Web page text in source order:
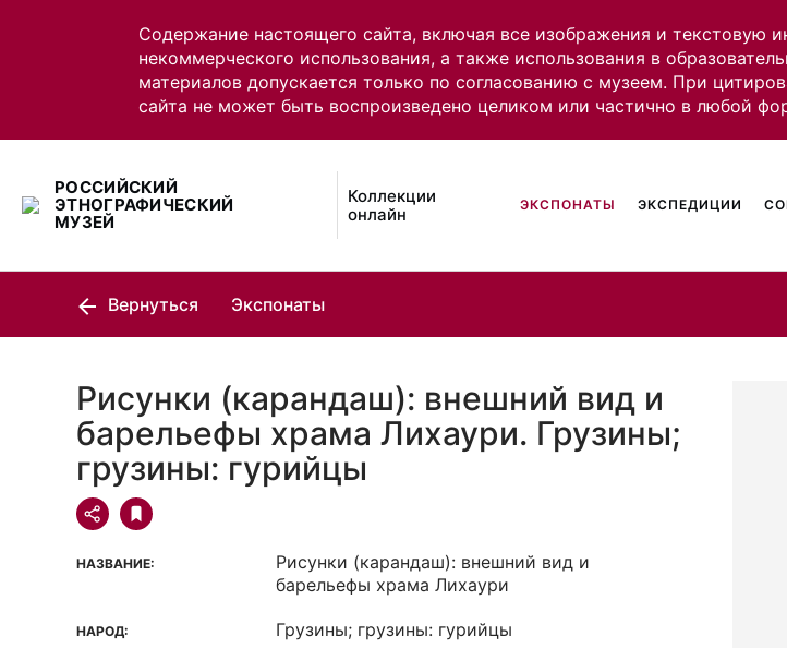
Содержание настоящего сайта, включая все изображения и текстовую
некоммерческого использования, а также использования в
материалов допускается только по согласованию с музеем. При
сайта не может быть воспроизведено целиком или частично в любой
РОССИЙСКИЙ
ЭТНОГРАФИЧЕСКИЙ
МУЗЕЙ
Коллекции
онлайн
ЭКСПОНАТЫ ЭКСПЕДИЦИИ
Вернуться Экспонаты
Рисунки (карандаш): внешний вид и
барельефы храма Лихаури. Грузины;
грузины: гурийцы
НАЗВАНИЕ:
Рисунки (карандаш): внешний вид и
барельефы храма Лихаури
НАРОД: Грузины; грузины: гурийцы